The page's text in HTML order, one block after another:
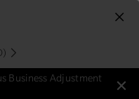
Business Adjustment